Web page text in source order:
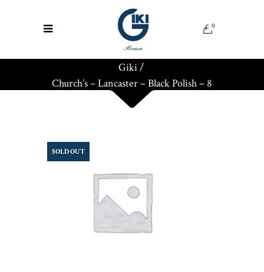
0
Giki/
Church’s – Lancaster – Black Polish – 8
SOLD OUT